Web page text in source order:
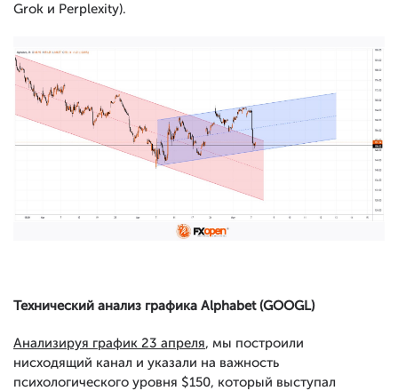
Grok и Perplexity).
Технический анализ графика Alphabet (GOOGL)
Анализируя график 23 апреля, мы построили
нисходящий канал и указали на важность
психологического уровня $150, который выступал